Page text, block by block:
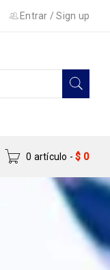
Entrar /Sign up
0 artículo - $ 0